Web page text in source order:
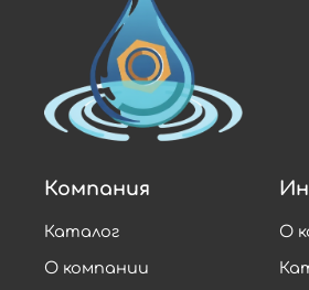
Компания
Каталог
О компании
О